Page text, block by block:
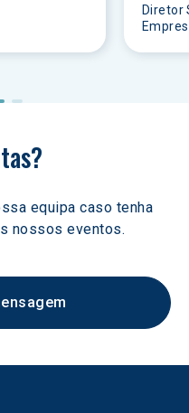
Diretor
equipa caso tenha
nossos eventos.